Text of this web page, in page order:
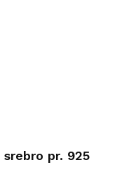
srebro pr. 925